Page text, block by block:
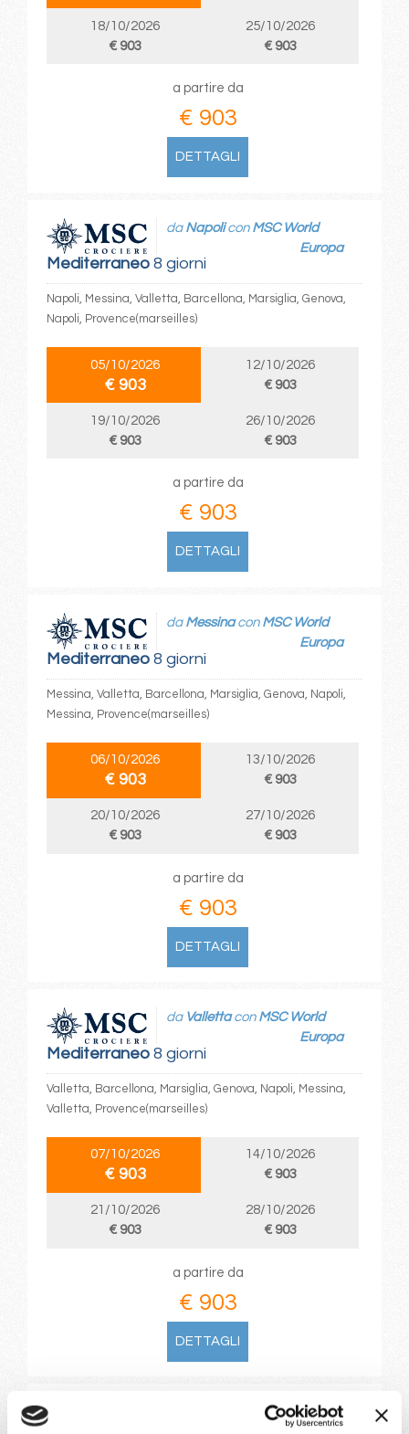
18/10/2026
€ 903
25/10/2026
€ 903
a partire da
€ 903
DETTAGLI
Mediterraneo8 giorni
da Napolicon MSC World
Europa
Napoli, Messina, Valletta, Barcellona, Marsiglia, Genova,
Napoli, Provence(marseilles)
05/10/2026
€ 903
12/10/2026
€ 903
19/10/2026
€ 903
26/10/2026
€ 903
a partire da
€ 903
DETTAGLI
Mediterraneo8 giorni
da Messinacon MSC World
Europa
Messina, Valletta, Barcellona, Marsiglia, Genova, Napoli,
Messina, Provence(marseilles)
06/10/2026
€ 903
13/10/2026
€ 903
20/10/2026
€ 903
27/10/2026
€ 903
a partire da
€ 903
DETTAGLI
Mediterraneo8 giorni
da Vallettacon MSC World
Europa
Valletta, Barcellona, Marsiglia, Genova, Napoli, Messina,
Valletta, Provence(marseilles)
07/10/2026
€ 903
14/10/2026
€ 903
21/10/2026
€ 903
28/10/2026
€ 903
a partire da
€ 903
DETTAGLI
MSC World